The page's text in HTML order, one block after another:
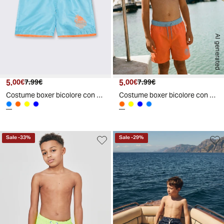
Prezzo attuale
5.00€ Prezzo originale
7.99€
Costume boxer bicolore con bustino - Azzurro
AI generated
Prezzo attuale
5.00€ Prezzo originale
7.99€
Costume boxer bicolore con bustino - Arancio
Sale-33% Sale-29%